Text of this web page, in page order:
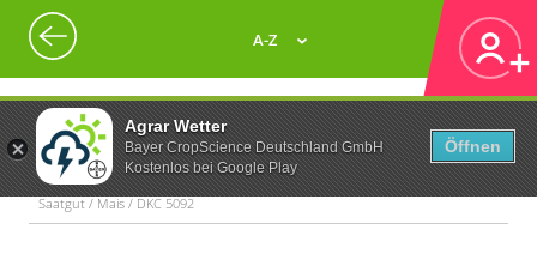
Agrar Wetter
Bayer CropScience Deutschland GmbH
Kostenlos bei Google Play
Öffnen
A-Z
Saatgut / Mais / DKC 5092